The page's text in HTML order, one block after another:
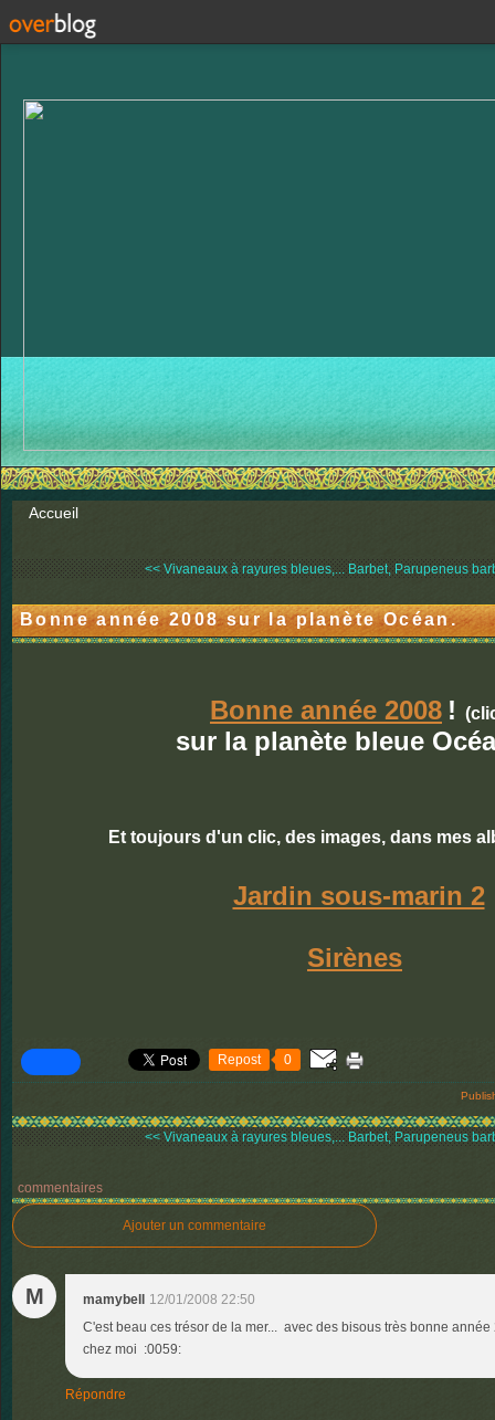
Accueil
<< Vivaneaux à rayures bleues,... Barbet, Parupeneus
Bonne année 2008 sur la planète Océan.
Bonne année 2008 !
sur la planète bleue
Et toujours d'un clic, des images, dans mes
Jardin sous-marin 2
Sirènes
Repost 0
<< Vivaneaux à rayures bleues,... Barbet, Parupeneus
commentaires
Ajouter un commentaire
M mamybell
12/01/2008 22:50
C'est beau ces trésor de la mer... avec des bisous très bonne
chez moi :0059:
Répondre